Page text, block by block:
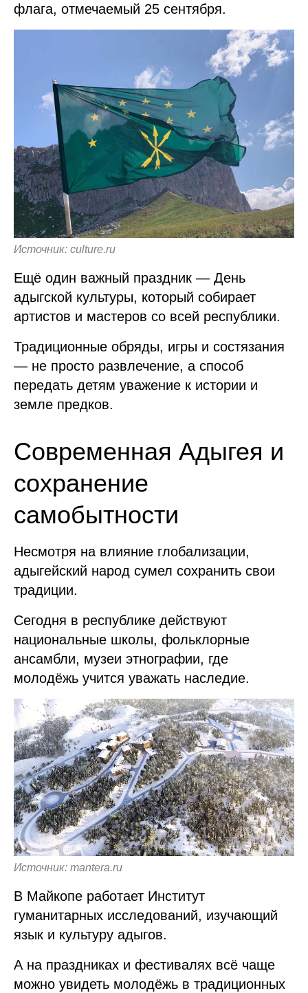
флага, отмечаемый 25 сентября.
Источник: culture.ru
Ещё один важный праздник — День
адыгской культуры, который собирает
артистов и мастеров со всей республики.
Традиционные обряды, игры и состязания
— не просто развлечение, а способ
передать детям уважение к истории и
земле предков.
Современная Адыгея и
сохранение
самобытности
Несмотря на влияние глобализации,
адыгейский народ сумел сохранить свои
традиции.
Сегодня в республике действуют
национальные школы, фольклорные
ансамбли, музеи этнографии, где
молодёжь учится уважать наследие.
Источник: mantera.ru
В Майкопе работает Институт
гуманитарных исследований, изучающий
язык и культуру адыгов.
А на праздниках и фестивалях всё чаще
можно увидеть молодёжь в традиционных